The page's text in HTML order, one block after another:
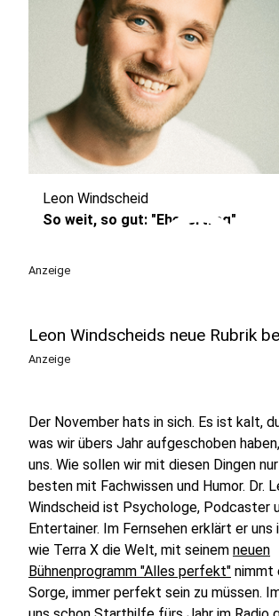
play_circle
Leon Windscheid
So weit, so gut: "Ehevertrag"
Anzeige
Leon Windscheids neue Rubrik
Anzeige
Der November hats in sich. Es ist kalt,
was wir übers Jahr aufgeschoben
uns. Wie sollen wir mit diesen Dingen
besten mit Fachwissen und Humor. Dr.
Windscheid ist Psychologe, Podcaster
Entertainer. Im Fernsehen erklärt er uns
wie Terra X die Welt, mit seinem neuen
Bühnenprogramm "Alles perfekt" nimmt
Sorge, immer perfekt sein zu müssen.